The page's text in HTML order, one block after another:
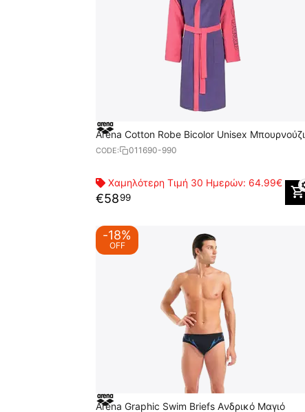
Arena Cotton Robe Bicolor Unisex Μπουρνούζι
CODE: 011690-990
Χαμηλότερη Τιμή 30 Ημερών: 64.99€
€5899
-18%
OFF
Arena Graphic Swim Briefs Aνδρικό Μαγιό